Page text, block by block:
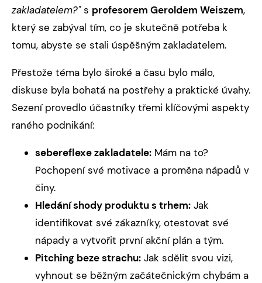
zakladatelem?"s profesorem Geroldem Weiszem,
který se zabýval tím, co je skutečně potřeba k
tomu, abyste se stali úspěšným zakladatelem.
Přestože téma bylo široké a času bylo málo,
diskuse byla bohatá na postřehy a praktické úvahy.
Sezení provedlo účastníky třemi klíčovými aspekty
raného podnikání:
sebereflexe zakladatele: Mám na to?
Pochopení své motivace a proměna nápadů v
činy.
Hledání shody produktu s trhem: Jak
identifikovat své zákazníky, otestovat své
nápady a vytvořit první akční plán a tým.
Pitching beze strachu: Jak sdělit svou vizi,
vyhnout se běžným začátečnickým chybám a